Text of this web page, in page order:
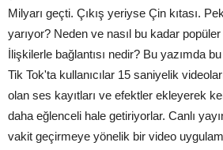
Milyarı geçti. Çıkış yeriyse Çin kıtası.
yarıyor? Neden ve nasıl bu kadar
İlişkilerle bağlantısı nedir? Bu yazımda
Tik Tok'ta kullanıcılar 15 saniyelik
olan ses kayıtları ve efektler ekleyerek
daha eğlenceli hale getiriyorlar. Canlı
vakit geçirmeye yönelik bir video